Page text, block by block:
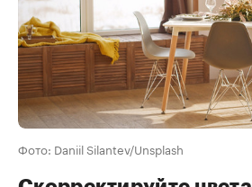
Фото: Daniil Silantev/Unsplash